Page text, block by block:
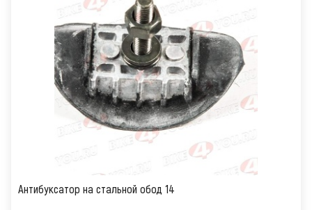
Антибуксатор на стальной обод 14